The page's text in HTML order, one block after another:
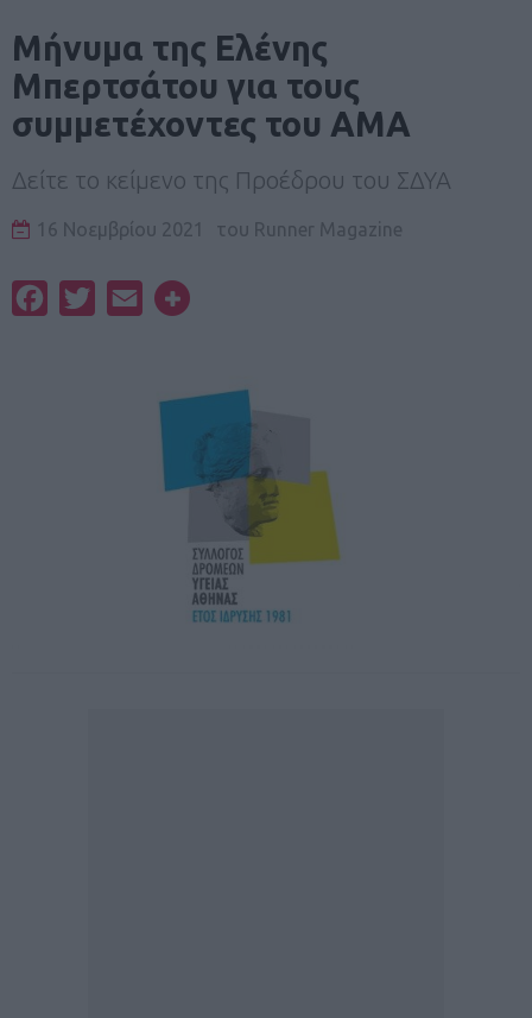
Μήνυμα της Ελένης
Μπερτσάτου για τους
συμμετέχοντες του ΑΜΑ
Δείτε το κείμενο της Προέδρου του ΣΔΥΑ
16 Νοεμβρίου 2021 του Runner Magazine
FacebookTwitterEmail